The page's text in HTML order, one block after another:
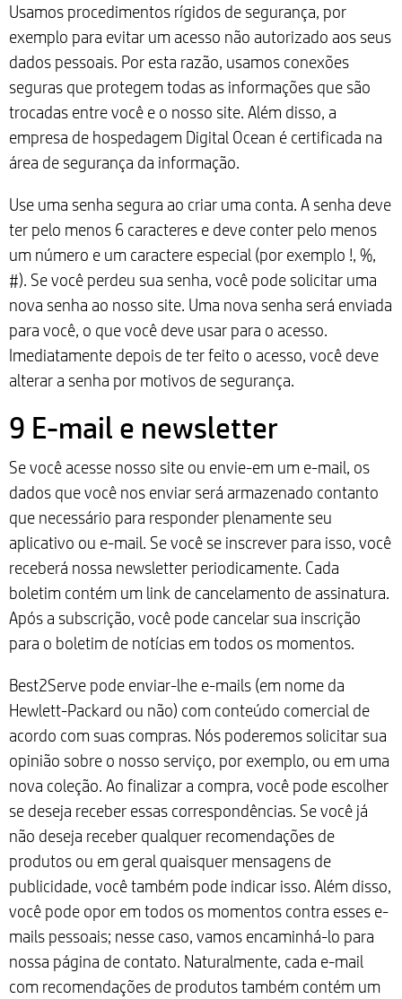
Usamos procedimentos rígidos de segurança, por
exemplo para evitar um acesso não autorizado aos seus
dados pessoais. Por esta razão, usamos conexões
seguras que protegem todas as informações que são
trocadas entre você e o nosso site. Além disso, a
empresa de hospedagem Digital Ocean é certificada na
área de segurança da informação.
Use uma senha segura ao criar uma conta. A senha deve
ter pelo menos 6 caracteres e deve conter pelo menos
um número e um caractere especial (por exemplo !, %,
#). Se você perdeu sua senha, você pode solicitar uma
nova senha ao nosso site. Uma nova senha será enviada
para você, o que você deve usar para o acesso.
Imediatamente depois de ter feito o acesso, você deve
alterar a senha por motivos de segurança.
9 E-mail e newsletter
Se você acesse nosso site ou envie-em um e-mail, os
dados que você nos enviar será armazenado contanto
que necessário para responder plenamente seu
aplicativo ou e-mail. Se você se inscrever para isso, você
receberá nossa newsletter periodicamente. Cada
boletim contém um link de cancelamento de assinatura.
Após a subscrição, você pode cancelar sua inscrição
para o boletim de notícias em todos os momentos.
Best2Serve pode enviar-lhe e-mails (em nome da
Hewlett-Packard ou não) com conteúdo comercial de
acordo com suas compras. Nós poderemos solicitar sua
opinião sobre o nosso serviço, por exemplo, ou em uma
nova coleção. Ao finalizar a compra, você pode escolher
se deseja receber essas correspondências. Se você já
não deseja receber qualquer recomendações de
produtos ou em geral quaisquer mensagens de
publicidade, você também pode indicar isso. Além disso,
você pode opor em todos os momentos contra esses e-
mails pessoais; nesse caso, vamos encaminhá-lo para
nossa página de contato. Naturalmente, cada e-mail
com recomendações de produtos também contém um